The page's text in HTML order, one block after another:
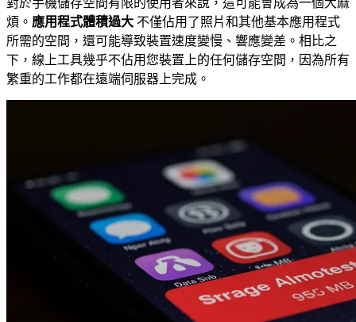
煩。 應用程式體積過大 不僅佔用了照片和其他基本應用程式
所需的空間，還可能導致裝置速度變慢、響應變差。相比之
下，線上工具幾乎不佔用您裝置上的任何儲存空間，因為所有
繁重的工作都在遠端伺服器上完成。